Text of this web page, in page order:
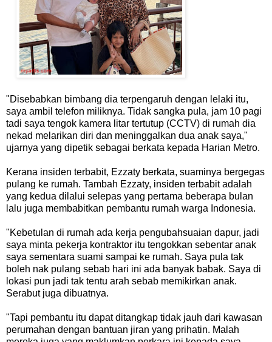
"Disebabkan bimbang dia terpengaruh dengan lelaki itu,
saya ambil telefon miliknya. Tidak sangka pula, jam 10 pagi
tadi saya tengok kamera litar tertutup (CCTV) di rumah dia
nekad melarikan diri dan meninggalkan dua anak saya,"
ujarnya yang dipetik sebagai berkata kepada Harian Metro.
Kerana insiden terbabit, Ezzaty berkata, suaminya bergegas
pulang ke rumah. Tambah Ezzaty, insiden terbabit adalah
yang kedua dilalui selepas yang pertama beberapa bulan
lalu juga membabitkan pembantu rumah warga Indonesia.
"Kebetulan di rumah ada kerja pengubahsuaian dapur, jadi
saya minta pekerja kontraktor itu tengokkan sebentar anak
saya sementara suami sampai ke rumah. Saya pula tak
boleh nak pulang sebab hari ini ada banyak babak. Saya di
lokasi pun jadi tak tentu arah sebab memikirkan anak.
Serabut juga dibuatnya.
"Tapi pembantu itu dapat ditangkap tidak jauh dari kawasan
perumahan dengan bantuan jiran yang prihatin. Malah